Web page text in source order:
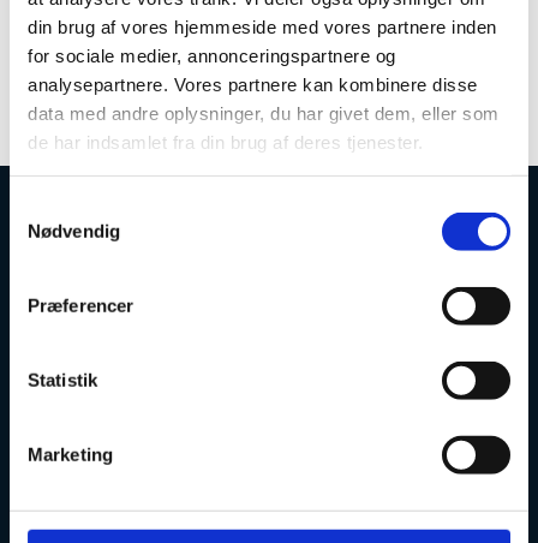
din brug af vores hjemmeside med vores partnere inden
for sociale medier, annonceringspartnere og
analysepartnere. Vores partnere kan kombinere disse
data med andre oplysninger, du har givet dem, eller som
de har indsamlet fra din brug af deres tjenester.
Nødvendig
Præferencer
Statistik
Marketing
Uddannelses- og Forskningsstyrelsen
Haraldsgade 53
Styrelsens EAN- og CVR-numre